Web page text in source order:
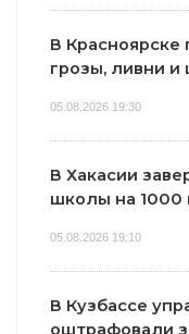
В
грозы, ливни и
05.08.2026 19:30
В Хакасии
школы на 1000
05.08.2026 19:10
В Кузбассе
оштрафовали